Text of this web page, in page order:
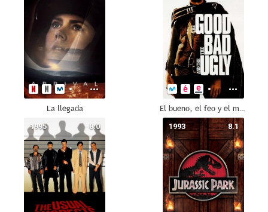
La llegada El bueno, el feo y el malo
8.0
1995 8.1
1993